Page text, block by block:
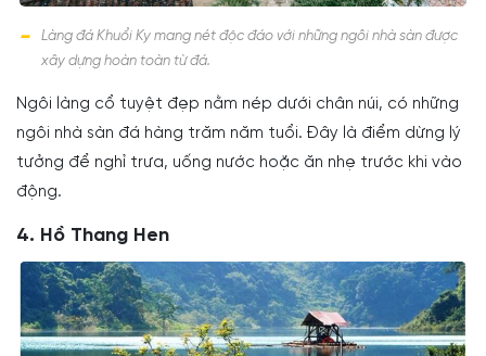
Làng đá Khuổi Ky mang nét độc đáo với những ngôi nhà sàn được
xây dựng hoàn toàn từ đá.
Ngôi làng cổ tuyệt đẹp nằm nép dưới chân núi, có những
ngôi nhà sàn đá hàng trăm năm tuổi. Đây là điểm dừng lý
tưởng để nghỉ trưa, uống nước hoặc ăn nhẹ trước khi vào
động.
4. Hồ Thang Hen